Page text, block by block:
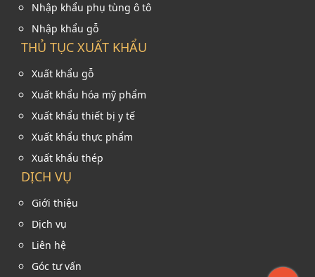
Nhập khẩu phụ tùng ô tô
Nhập khẩu gỗ
THỦ TỤC XUẤT KHẨU
Xuất khẩu gỗ
Xuất khẩu hóa mỹ phẩm
Xuất khẩu thiết bị y tế
Xuất khẩu thực phẩm
Xuất khẩu thép
DỊCH VỤ
Giới thiệu
Dịch vụ
Liên hệ
Góc tư vấn